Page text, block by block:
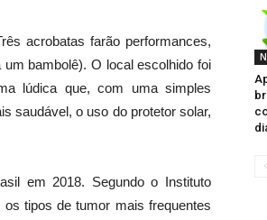
acrobatas farão performances,
bambolê). O local escolhido foi
lúdica que, com uma simples
saudável, o uso do protetor solar,
em 2018. Segundo o Instituto
tipos de tumor mais frequentes